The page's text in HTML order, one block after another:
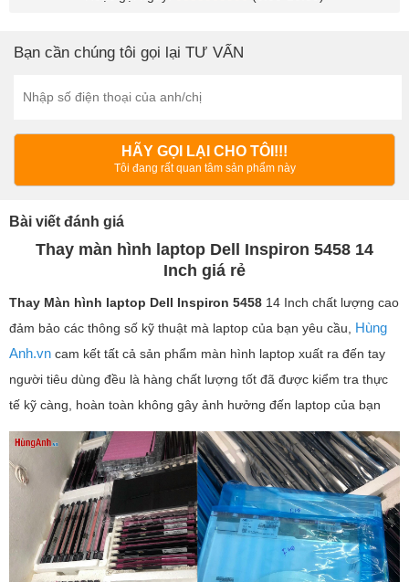
Tôi đang rất quan tâm sản phẩm này
Thay màn hình laptop Dell Inspiron 5458 14
Inch giá rẻ
Dell Inspiron 5458
đảm bảo các thông số kỹ thuật mà laptop của bạn yêu cầu,Hùng
Anh.vncam kết tất cả sản phẩm màn hình laptop xuất ra đến tay
người tiêu dùng đều là hàng chất lượng tốt đã được kiểm tra thực
tế kỹ càng, hoàn toàn không gây ảnh hưởng đến laptop của bạn